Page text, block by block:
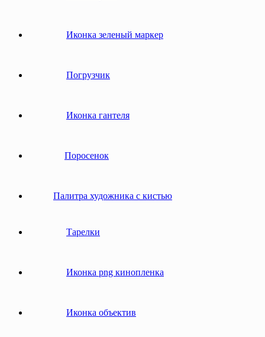
Иконка зеленый маркер
Погрузчик
Иконка гантеля
Поросенок
Палитра художника с кистью
Тарелки
Иконка png кинопленка
Иконка объектив